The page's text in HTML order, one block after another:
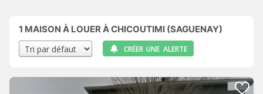
1 MAISON À LOUER À CHICOUTIMI (SAGUENAY)
CRÉER UNE ALERTE